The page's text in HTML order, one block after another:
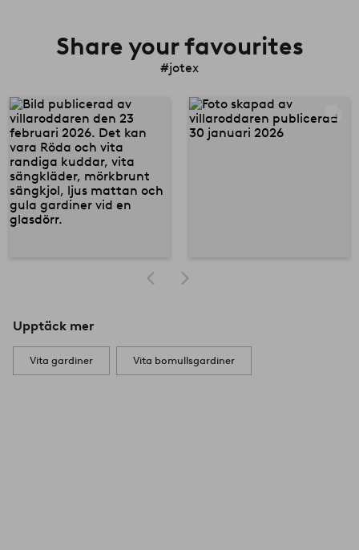
Share your favourites
#jotex
Upptäck mer
Vita gardiner Vita bomullsgardiner